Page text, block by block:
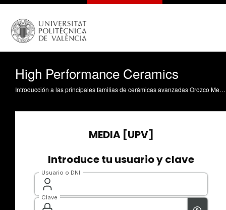
High Performance Ceramics
Introducción a las principales familias de cerámicas avanzadas Orozco Messana, J. (2021). High Performance Ceramics. Universitat Politècnica de València. https://riunet.upv.es/handle/10251/164074 DER